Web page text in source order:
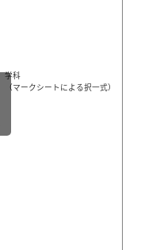
学科
（マークシートによる択一式）